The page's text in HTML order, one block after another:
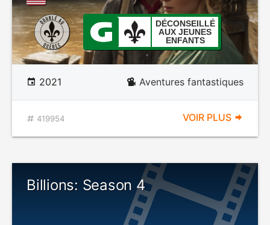
DÉCONSEILLÉ
AUX JEUNES
ENFANTS
2021 Aventures fantastiques
419954 VOIR PLUS
Billions: Season 4